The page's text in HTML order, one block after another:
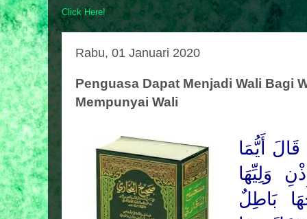
Click Here!
Rabu, 01 Januari 2020
Penguasa Dapat Menjadi Wali Bagi
Mempunyai Wali
أَيُّمَا
وَلِيِّهَا
بَاطِلٌ